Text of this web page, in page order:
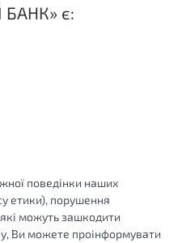
БАНК» є:
поведінки наших
етики), порушення
можуть зашкодити
Ви можете проінформувати